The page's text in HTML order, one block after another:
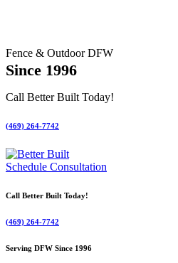
Fence & Outdoor DFW
Since 1996
Call Better Built Today!
(469) 264-7742
Schedule Consultation
Call Better Built Today!
(469) 264-7742
Serving DFW Since 1996